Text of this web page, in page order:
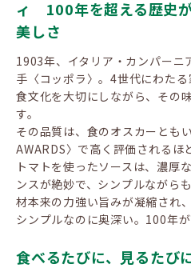
ィ 100年を超える歴史
美しさ
1903年、イタリア・カンパーニ
手〈コッポラ〉。4世代にわた
食文化を大切にしながら、その
す。
その品質は、食のオスカーとも
AWARDS〉で高く評価されるほ
トマトを使ったソースは、濃厚
ンスが絶妙で、シンプルながら
材本来の力強い旨みが凝縮され
シンプルなのに奥深い。100年が
食べるたびに、見るたび